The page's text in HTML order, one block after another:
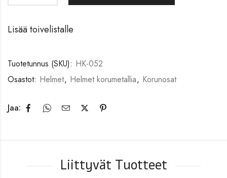
Lisää toivelistalle
Tuotetunnus (SKU): HK-052
Osastot: Helmet, Helmet korumetallia, Korunosat
Jaa:
Liittyvät Tuotteet